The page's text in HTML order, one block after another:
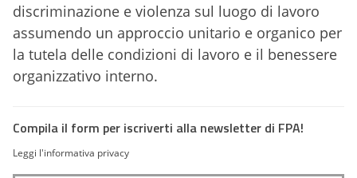
discriminazione e violenza sul luogo di lavoro
assumendo un approccio unitario e organico per
la tutela delle condizioni di lavoro e il benessere
organizzativo interno.
Compila il form per iscriverti alla newsletter di FPA!
Leggi l'informativa privacy